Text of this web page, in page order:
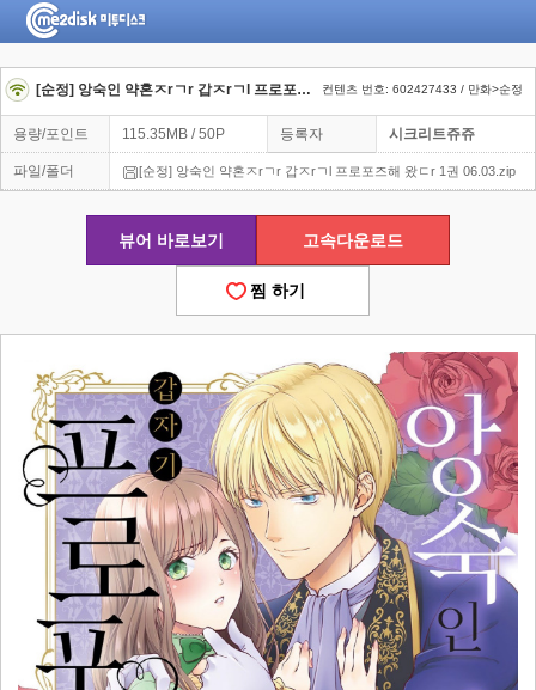
[순정] 앙숙인 약혼ㅈrㄱr 갑ㅈrㄱl 프로포즈해 왔ㄷr 1권 06.03 컨텐츠 번호: 602427433 / 만화>순정
용량/포인트 115.35MB / 50P 등록자 시크리트쥬쥬
파일/폴더 [순정] 앙숙인 약혼ㅈrㄱr 갑ㅈrㄱl 프로포즈해 왔ㄷr 1권 06.03.zip
뷰어 바로보기 고속다운로드
찜 하기